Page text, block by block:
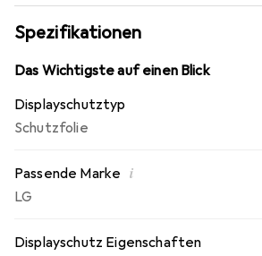
Jahre Herstellergarantie -
Germany.
Spezifikationen
Das Wichtigste auf einen Blick
Displayschutztyp
Schutzfolie
Passende Marke i
LG
Displayschutz Eigenschaften